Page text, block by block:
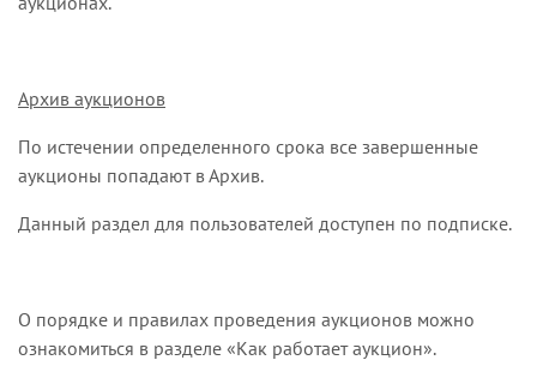
Архив аукционов
По истечении определенного срока все завершенные
аукционы попадают в Архив.
Данный раздел для пользователей доступен по подписке.
О порядке и правилах проведения аукционов можно
ознакомиться в разделе «Как работает аукцион».